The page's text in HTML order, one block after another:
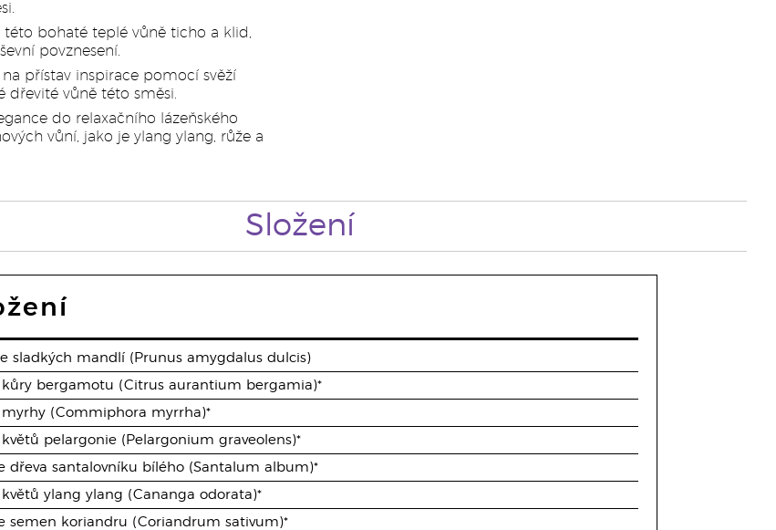
bohaté teplé vůně ticho a klid,
povznesení.
přístav inspirace pomocí svěží
dřevité vůně této směsi.
do relaxačního lázeňského
vůní, jako je ylang ylang, růže a
Složení
sladkých mandlí (Prunus amygdalus dulcis)
kůry bergamotu (Citrus aurantium bergamia)*
myrhy (Commiphora myrrha)*
pelargonie (Pelargonium graveolens)*
dřeva santalovníku bílého (Santalum album)*
ylang ylang (Cananga odorata)*
semen koriandru (Coriandrum sativum)*